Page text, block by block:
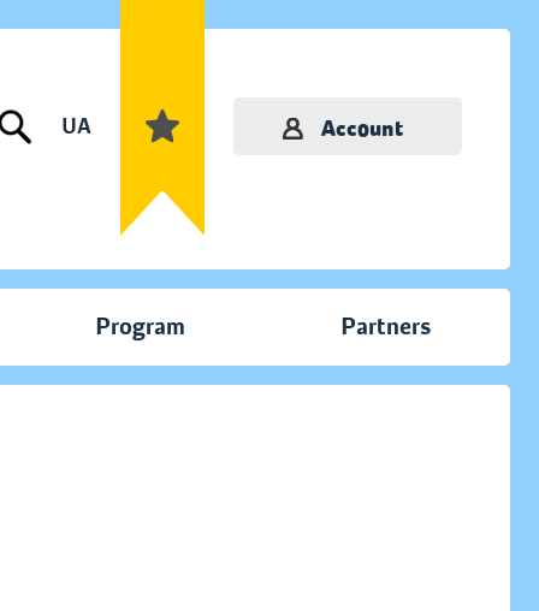
UA Account
Program Partners